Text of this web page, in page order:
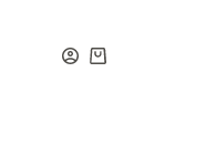
Winkelwagen